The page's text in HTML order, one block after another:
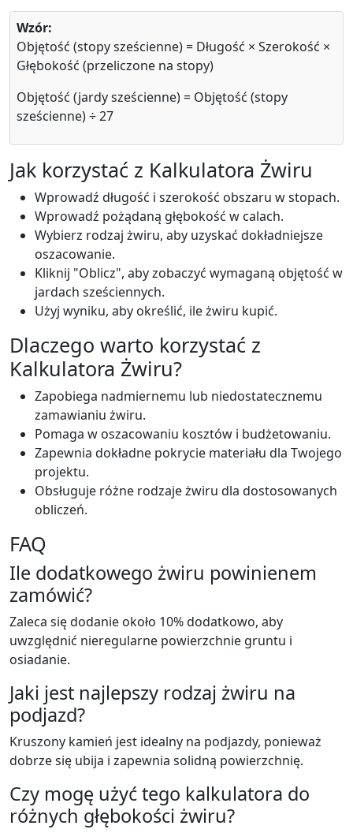
Wzór:
Objętość (stopy sześcienne) = Długość × Szerokość ×
Głębokość (przeliczone na stopy)
Objętość (jardy sześcienne) = Objętość (stopy
sześcienne) ÷ 27
Jak korzystać z Kalkulatora Żwiru
Wprowadź długość i szerokość obszaru w stopach.
Wprowadź pożądaną głębokość w calach.
Wybierz rodzaj żwiru, aby uzyskać dokładniejsze
oszacowanie.
Kliknij "Oblicz", aby zobaczyć wymaganą objętość w
jardach sześciennych.
Użyj wyniku, aby określić, ile żwiru kupić.
Dlaczego warto korzystać z
Kalkulatora Żwiru?
Zapobiega nadmiernemu lub niedostatecznemu
zamawianiu żwiru.
Pomaga w oszacowaniu kosztów i budżetowaniu.
Zapewnia dokładne pokrycie materiału dla Twojego
projektu.
Obsługuje różne rodzaje żwiru dla dostosowanych
obliczeń.
FAQ
Ile dodatkowego żwiru powinienem
zamówić?
Zaleca się dodanie około 10% dodatkowo, aby
uwzględnić nieregularne powierzchnie gruntu i
osiadanie.
Jaki jest najlepszy rodzaj żwiru na
podjazd?
Kruszony kamień jest idealny na podjazdy, ponieważ
dobrze się ubija i zapewnia solidną powierzchnię.
Czy mogę użyć tego kalkulatora do
różnych głębokości żwiru?